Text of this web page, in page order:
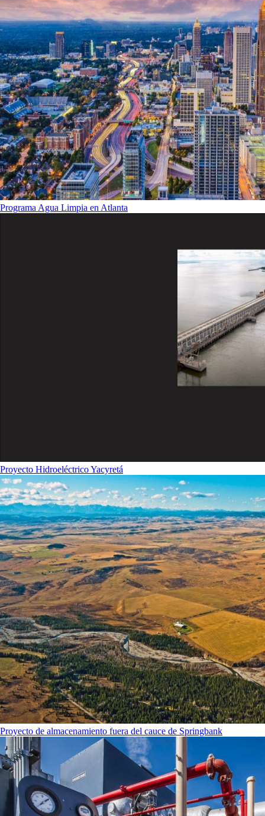
Programa Agua Limpia en Atlanta
Proyecto Hidroeléctrico Yacyretá
Proyecto de almacenamiento fuera del cauce de Springbank